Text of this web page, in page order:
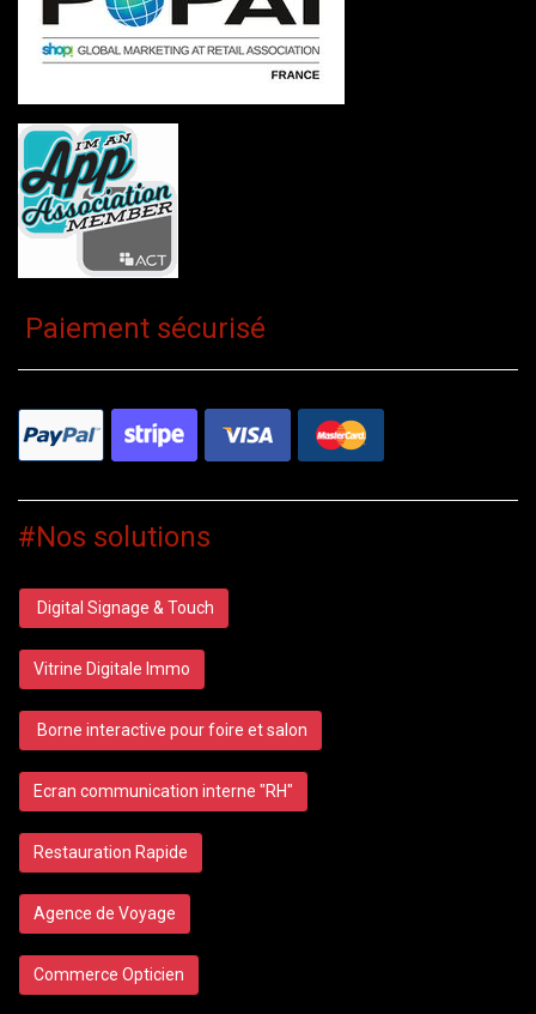
Paiement sécurisé
#Nos solutions
Digital Signage & Touch
Vitrine Digitale Immo
Borne interactive pour foire et salon
Ecran communication interne "RH"
Restauration Rapide
Agence de Voyage
Commerce Opticien